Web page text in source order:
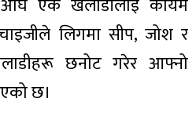
अघि एक खेलाडीलाई कायम
लिगमा सीप, जोश र
छनोट गरेर आफ्नो
छ।